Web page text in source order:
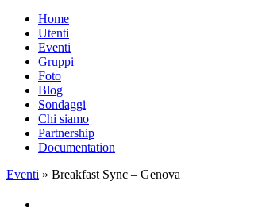
Home
Utenti
Eventi
Gruppi
Foto
Blog
Sondaggi
Chi siamo
Partnership
Documentation
Eventi » Breakfast Sync – Genova